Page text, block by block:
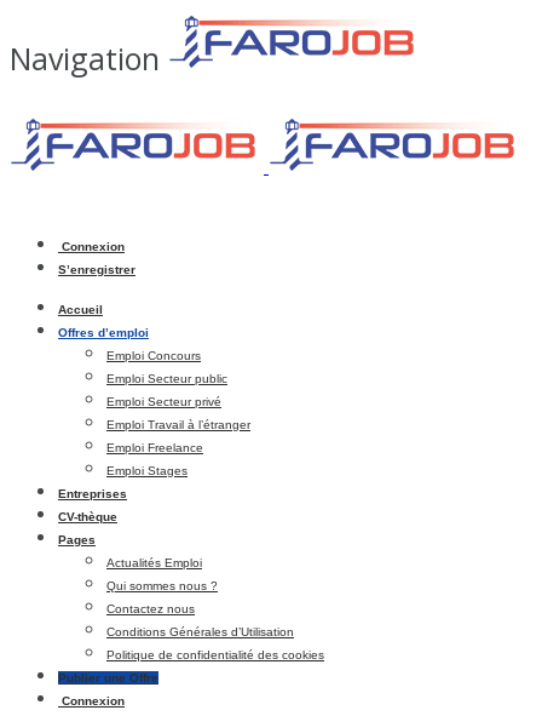
Navigation
Connexion
S’enregistrer
Accueil
Offres d’emploi
Emploi Concours
Emploi Secteur public
Emploi Secteur privé
Emploi Travail à l’étranger
Emploi Freelance
Emploi Stages
Entreprises
CV-thèque
Pages
Actualités Emploi
Qui sommes nous ?
Contactez nous
Conditions Générales d’Utilisation
Politique de confidentialité des cookies
Publier une Offre
Connexion